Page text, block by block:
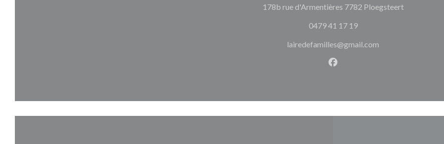
178b rue d'Armentières 7782 Ploegsteert((abre en
0479 41 17 19
lairedefamilles@gmail.com
Facebook ((abre en una